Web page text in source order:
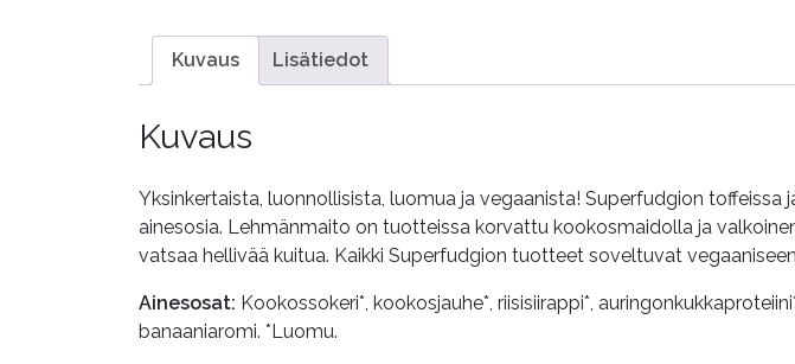
Kuvaus Lisätiedot
Kuvaus
Yksinkertaista, luonnollisista, luomua ja vegaanista! Superfudgion
ainesosia. Lehmänmaito on tuotteissa korvattu kookosmaidolla ja
vatsaa hellivää kuitua. Kaikki Superfudgion tuotteet soveltuvat
Ainesosat: Kookossokeri*, kookosjauhe*, riisisiirappi*,
banaaniaromi. *Luomu.